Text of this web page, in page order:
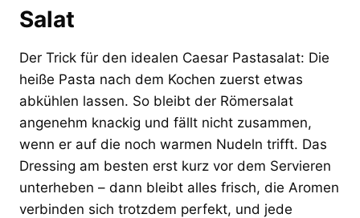
Salat
Der Trick für den idealen Caesar Pastasalat: Die
heiße Pasta nach dem Kochen zuerst etwas
abkühlen lassen. So bleibt der Römersalat
angenehm knackig und fällt nicht zusammen,
wenn er auf die noch warmen Nudeln trifft. Das
Dressing am besten erst kurz vor dem Servieren
unterheben – dann bleibt alles frisch, die Aromen
verbinden sich trotzdem perfekt, und jede